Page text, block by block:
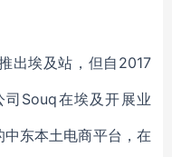
出埃及站，但自 2017
Souq在埃及开展业
东本土电商平台，在